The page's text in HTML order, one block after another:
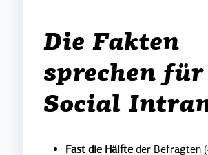
Die Fakten
sprechen für
Social
Fast die Hälfte der Befragten